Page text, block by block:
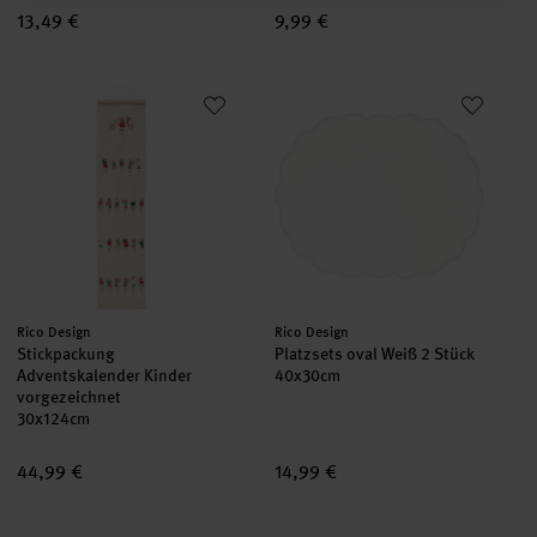
13,49 € 9,99 €
Stickpackung Adventskalender Kinder vorgezeichnet
Hersteller:
Rico Design
Stickpackung
Adventskalender Kinder
vorgezeichnet
30x124cm
44,99 €
Platzsets oval Weiß 2 Stück
Hersteller:
Rico Design
Platzsets oval Weiß 2 Stück
40x30cm
14,99 €